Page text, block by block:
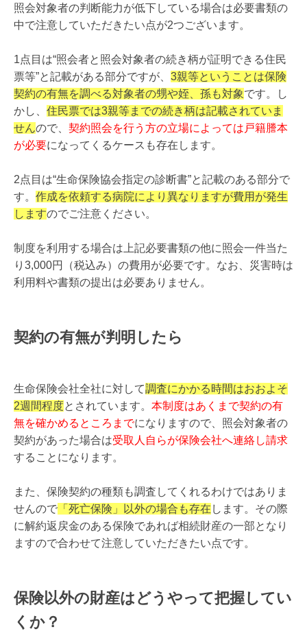
照会対象者の判断能力が低下している場合は必要書類の
中で注意していただきたい点が2つございます。
1点目は“照会者と照会対象者の続き柄が証明できる住民
票等”と記載がある部分ですが、 3親等ということは保険
契約の有無を調べる対象者の甥や姪、孫も対象です。し
かし、 住民票では3親等までの続き柄は記載されていま
せんので、 契約照会を行う方の立場によっては戸籍謄本
が必要になってくるケースも存在します。
2点目は“生命保険協会指定の診断書”と記載のある部分で
す。 作成を依頼する病院により異なりますが費用が発生
しますのでご注意ください。
制度を利用する場合は上記必要書類の他に照会一件当た
り3,000円（税込み）の費用が必要です。なお、災害時は
利用料や書類の提出は必要ありません。
契約の有無が判明したら
生命保険会社全社に対して調査にかかる時間はおおよそ
2週間程度とされています。 本制度はあくまで契約の有
無を確かめるところまでになりますので、照会対象者の
契約があった場合は受取人自らが保険会社へ連絡し請求
することになります。
また、保険契約の種類も調査してくれるわけではありま
せんので 「死亡保険」以外の場合も存在 します。その際
に解約返戻金のある保険であれば相続財産の一部となり
ますので合わせて注意していただきたい点です。
保険以外の財産はどうやって把握してい
くか？